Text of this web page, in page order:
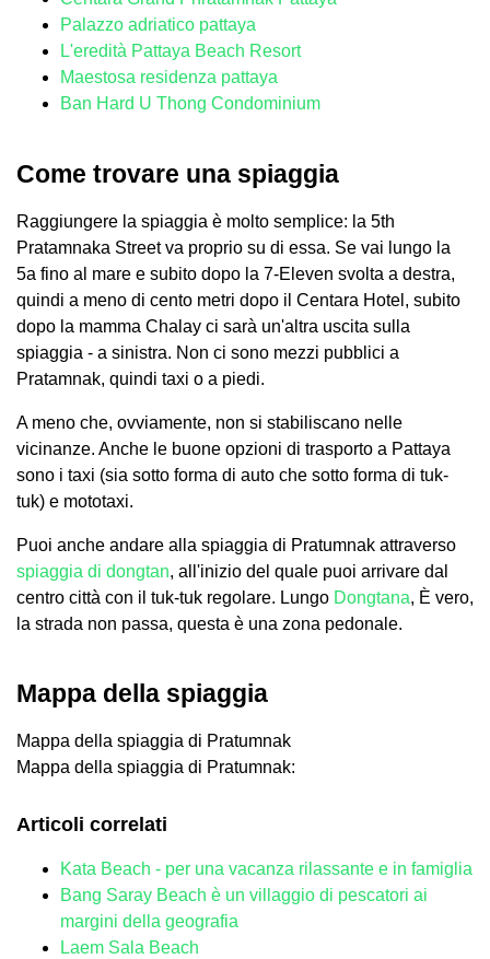
Palazzo adriatico pattaya
L'eredità Pattaya Beach Resort
Maestosa residenza pattaya
Ban Hard U Thong Condominium
Come trovare una spiaggia
Raggiungere la spiaggia è molto semplice: la 5th
Pratamnaka Street va proprio su di essa. Se vai lungo la
5a fino al mare e subito dopo la 7-Eleven svolta a destra,
quindi a meno di cento metri dopo il Centara Hotel, subito
dopo la mamma Chalay ci sarà un'altra uscita sulla
spiaggia - a sinistra. Non ci sono mezzi pubblici a
Pratamnak, quindi taxi o a piedi.
A meno che, ovviamente, non si stabiliscano nelle
vicinanze. Anche le buone opzioni di trasporto a Pattaya
sono i taxi (sia sotto forma di auto che sotto forma di tuk-
tuk) e mototaxi.
Puoi anche andare alla spiaggia di Pratumnak attraverso
spiaggia di dongtan, all'inizio del quale puoi arrivare dal
centro città con il tuk-tuk regolare. Lungo Dongtana, È vero,
la strada non passa, questa è una zona pedonale.
Mappa della spiaggia
Mappa della spiaggia di Pratumnak
Mappa della spiaggia di Pratumnak:
Articoli correlati
Kata Beach - per una vacanza rilassante e in famiglia
Bang Saray Beach è un villaggio di pescatori ai
margini della geografia
Laem Sala Beach